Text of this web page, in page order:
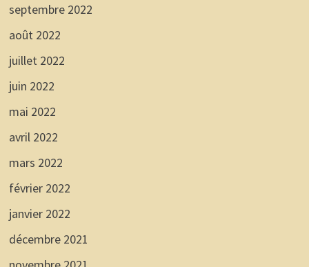
septembre 2022
août 2022
juillet 2022
juin 2022
mai 2022
avril 2022
mars 2022
février 2022
janvier 2022
décembre 2021